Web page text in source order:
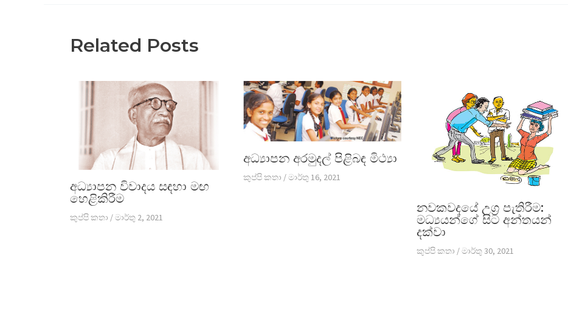
Related Posts
අධ්‍යාපන විවාදය සඳහා මඟ
හෙළිකිරීම
කුප්පි කතා /මාර්තු 2, 2021
අධ්‍යාපන අරමුදල් පිළිබඳ මිථ්‍යා
කුප්පි කතා /මාර්තු 16, 2021
නවකවදයේ උග්‍ර පැතිරීම:
මධ්‍යයන්ගේ සිට අන්තයන්
දක්වා
කුප්පි කතා /මාර්තු 30, 2021